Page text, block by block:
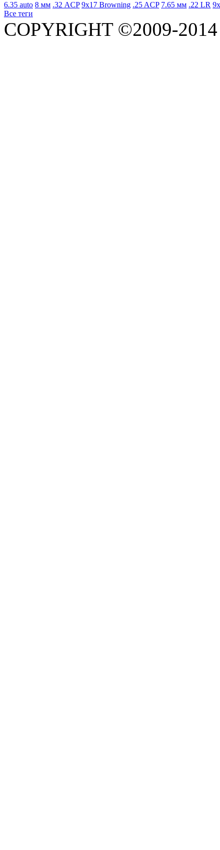
6.35 auto 8 мм .32 ACP 9x17 Browning .25 ACP 7.65 мм .22 LR
Все теги
COPYRIGHT ©2009-